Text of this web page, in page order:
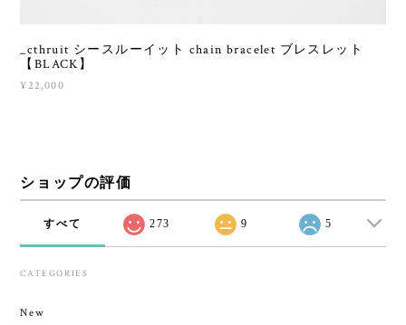
_cthruit シースルーイット chain bracelet ブレスレット
【BLACK】
¥22,000
ショップの評価
すべて 273 9 5
CATEGORIES
New